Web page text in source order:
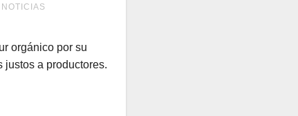
NOTICIAS
orgánico por su
justos a productores.